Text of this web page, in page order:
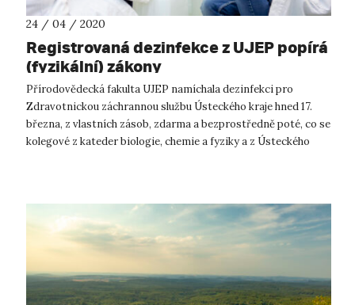
24 / 04 / 2020
Registrovaná dezinfekce z UJEP popírá
(fyzikální) zákony
Přírodovědecká fakulta UJEP namíchala dezinfekci pro
Zdravotnickou záchrannou službu Ústeckého kraje hned 17.
března, z vlastních zásob, zdarma a bezprostředně poté, co se
kolegové z kateder biologie, chemie a fyziky a z Ústeckého